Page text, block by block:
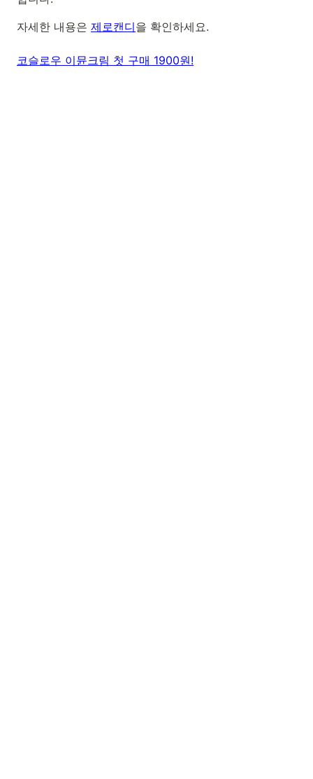
자세한 내용은 제로캔디을 확인하세요.
코슬로우 이뮨크림 첫 구매 1900원!